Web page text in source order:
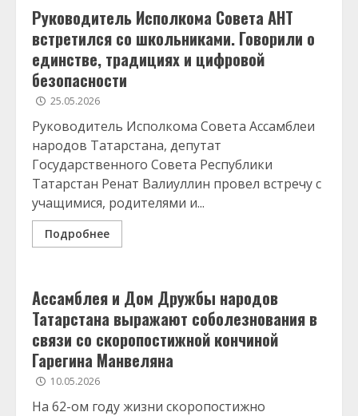
Руководитель Исполкома Совета АНТ
встретился со школьниками. Говорили о
единстве, традициях и цифровой
безопасности
25.05.2026
Руководитель Исполкома Совета Ассамблеи
народов Татарстана, депутат
Государственного Совета Республики
Татарстан Ренат Валиуллин провел встречу с
учащимися, родителями и...
Подробнее
Ассамблея и Дом Дружбы народов
Татарстана выражают соболезнования в
связи со скоропостижной кончиной
Гарегина Манвеляна
10.05.2026
На 62-ом году жизни скоропостижно